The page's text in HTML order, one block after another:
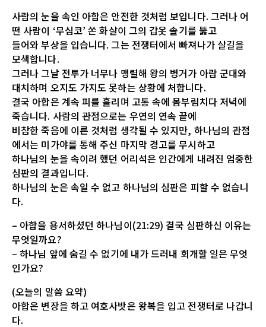
사람의 눈을 속인 아합은 안전한 것처럼 보입니다. 그러나 어
떤 사람이 ‘무심코’ 쏜 화살이 그의 갑옷 솔기를 뚫고
들어와 부상을 입습니다. 그는 전쟁터에서 빠져나가 살길을
모색합니다.
그러나 그날 전투가 너무나 맹렬해 왕의 병거가 아람 군대와
대치하며 오지도 가지도 못하는 상황에 처합니다.
결국 아합은 계속 피를 흘리며 고통 속에 몸부림치다 저녁에
죽습니다. 사람의 관점으로는 우연의 연속 끝에
비참한 죽음에 이른 것처럼 생각될 수 있지만, 하나님의 관점
에서는 미가야를 통해 주신 마지막 경고를 무시하고
하나님의 눈을 속이려 했던 어리석은 인간에게 내려진 엄중한
심판의 결과입니다.
하나님의 눈은 속일 수 없고 하나님의 심판은 피할 수 없습니
다.
– 아합을 용서하셨던 하나님이(21:29) 결국 심판하신 이유는
무엇일까요?
– 하나님 앞에 숨길 수 없기에 내가 드러내 회개할 일은 무엇
인가요?
(오늘의 말씀 요약)
아합은 변장을 하고 여호사밧은 왕복을 입고 전쟁터로 나갑니
다.